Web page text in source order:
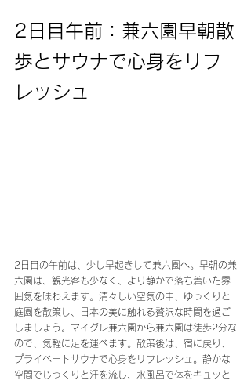
2日目午前：兼六園早朝散
歩とサウナで心身をリフ
レッシュ
2日目の午前は、少し早起きして兼六園へ。早朝の兼
六園は、観光客も少なく、より静かで落ち着いた雰
囲気を味わえます。清々しい空気の中、ゆっくりと
庭園を散策し、日本の美に触れる贅沢な時間を過ご
しましょう。マイグレ兼六園から兼六園は徒歩2分な
ので、気軽に足を運べます。散策後は、宿に戻り、
プライベートサウナで心身をリフレッシュ。静かな
空間でじっくりと汗を流し、水風呂で体をキュッと